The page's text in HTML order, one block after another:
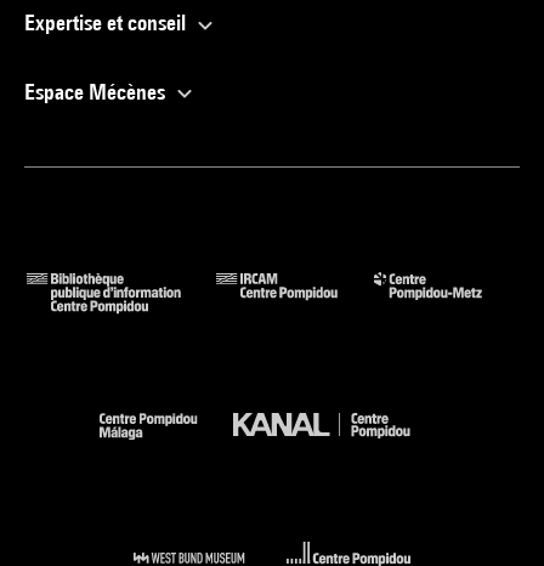
Expertise et conseil
Espace Mécènes